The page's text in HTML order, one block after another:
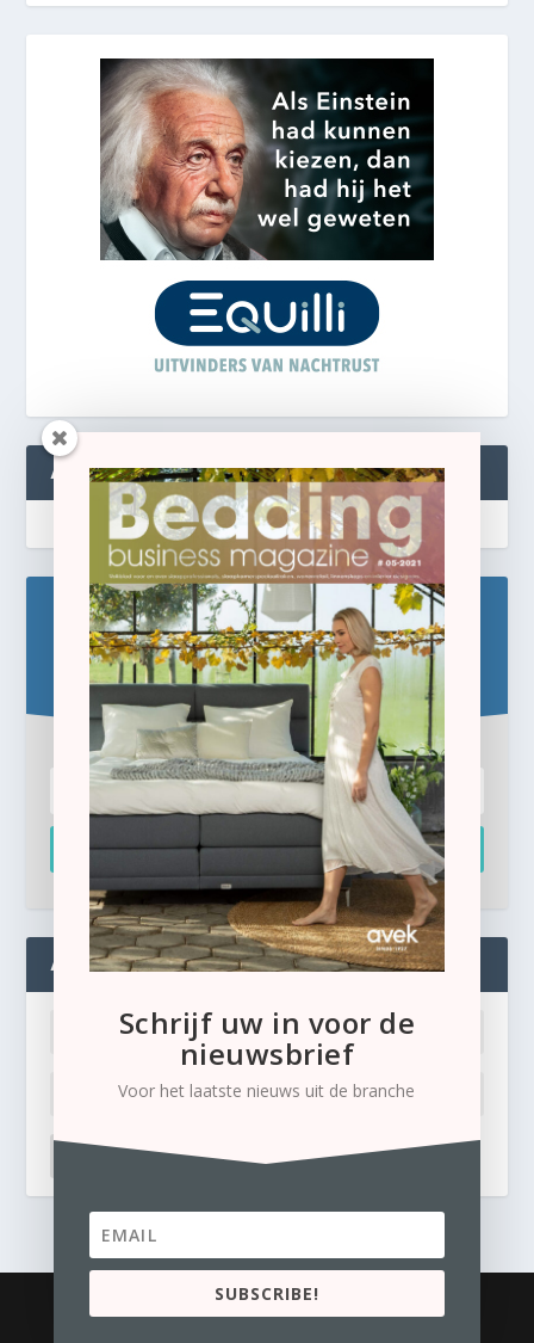
ABONNEREN
Blijf op de hoogte!
Schrijf u hier in voor de gratis e-newsletter.
Inschrijven
ADMIN
Ik ben mijn wachtwoord kwijt
Business Content Media
Schrijf uw in voor de
nieuwsbrief
Voor het laatste nieuws uit de branche
SUBSCRIBE!